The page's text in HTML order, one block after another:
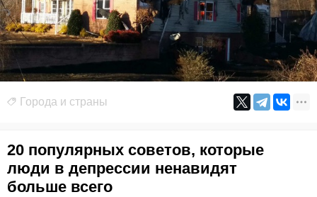
Города и страны
20 популярных советов, которые
люди в депрессии ненавидят
больше всего